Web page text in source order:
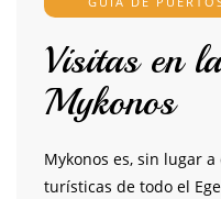
Visitas en
Mykonos
Mykonos es, sin lugar
turísticas de todo el